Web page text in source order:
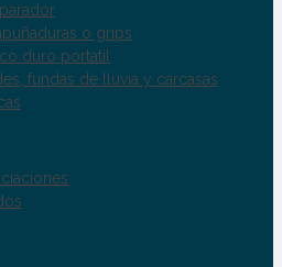
o grips
duro portatil
fundas de lluvia y carcasas